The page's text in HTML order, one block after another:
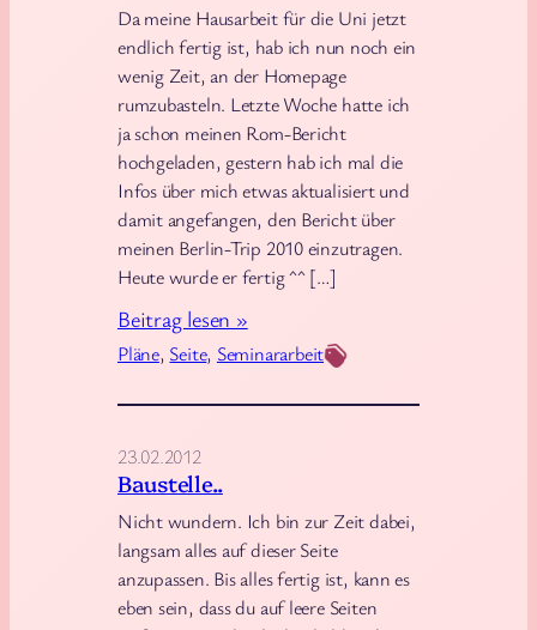
B
a
s
t
e
l
t
a
g
Pläne, Seite, Seminararbeit
Da meine Hausarbeit für die Uni jetzt
endlich fertig ist, hab ich nun noch ein
wenig Zeit, an der Homepage
rumzubasteln. Letzte Woche hatte ich
ja schon meinen Rom-Bericht
hochgeladen, gestern hab ich mal die
Infos über mich etwas aktualisiert und
damit angefangen, den Bericht über
meinen Berlin-Trip 2010 einzutragen.
Heute wurde er fertig ^^ […]
Beitrag lesen »:
U
g
o
h
n
t
23.02.2012
Baustelle..
Nicht wundern. Ich bin zur Zeit dabei,
langsam alles auf dieser Seite
anzupassen. Bis alles fertig ist, kann es
eben sein, dass du auf leere Seiten